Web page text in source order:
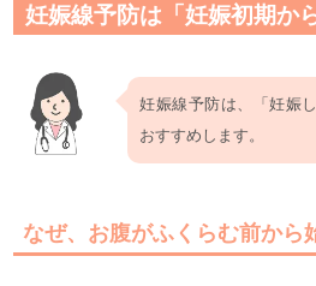
妊娠線予防は「妊娠初期か
妊娠線予防は、「妊娠
おすすめします。
なぜ、お腹がふくらむ前から